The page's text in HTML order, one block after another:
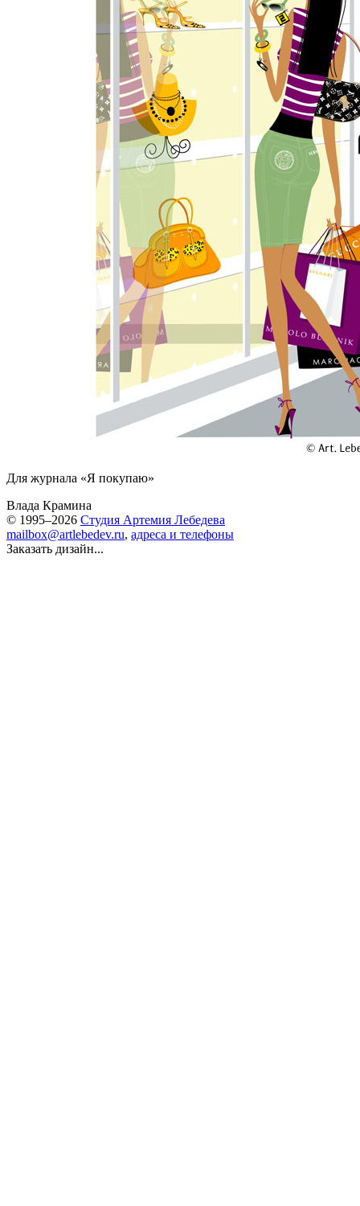
Для журнала «Я покупаю»
Влада Крамина
© 1995–2026 Студия Артемия Лебедева
mailbox@artlebedev.ru, адреса и телефоны
Заказать дизайн...